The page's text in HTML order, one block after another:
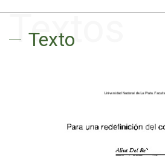
Textos
Texto